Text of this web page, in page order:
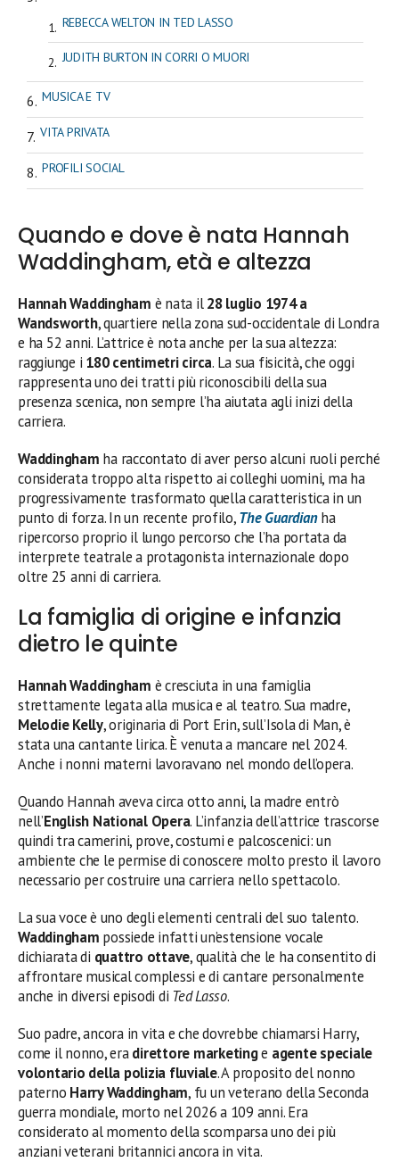
REBECCA WELTON IN TED LASSO
JUDITH BURTON IN CORRI O MUORI
MUSICA E TV
VITA PRIVATA
PROFILI SOCIAL
Quando e dove è nata Hannah
Waddingham, età e altezza
Hannah Waddingham è nata il28 luglio 1974 a
Wandsworth, quartiere nella zona sud-occidentale di Londra
e ha 52 anni. L’attrice è nota anche per la sua altezza:
raggiunge i 180 centimetri circa. La sua fisicità, che oggi
rappresenta uno dei tratti più riconoscibili della sua
presenza scenica, non sempre l’ha aiutata agli inizi della
carriera.
Waddingham ha raccontato di aver perso alcuni ruoli perché
considerata troppo alta rispetto ai colleghi uomini, ma ha
progressivamente trasformato quella caratteristica in un
punto di forza. In un recente profilo,The Guardianha
ripercorso proprio il lungo percorso che l’ha portata da
interprete teatrale a protagonista internazionale dopo
oltre 25 anni di carriera.
La famiglia di origine e infanzia
dietro le quinte
Hannah Waddingham è cresciuta in una famiglia
strettamente legata alla musica e al teatro. Sua madre,
Melodie Kelly, originaria di Port Erin, sull’Isola di Man, è
stata una cantante lirica. È venuta a mancare nel 2024.
Anche i nonni materni lavoravano nel mondo dell’opera.
Quando Hannah aveva circa otto anni, la madre entrò
nell’English National Opera. L’infanzia dell’attrice trascorse
quindi tra camerini, prove, costumi e palcoscenici: un
ambiente che le permise di conoscere molto presto il lavoro
necessario per costruire una carriera nello spettacolo.
La sua voce è uno degli elementi centrali del suo talento.
Waddingham possiede infatti un’estensione vocale
dichiarata di quattro ottave, qualità che le ha consentito di
affrontare musical complessi e di cantare personalmente
anche in diversi episodi di Ted Lasso.
Suo padre, ancora in vita e che dovrebbe chiamarsi Harry,
come il nonno, eradirettore marketinge agente speciale
volontario della polizia fluviale. A proposito del nonno
paterno Harry Waddingham, fu un veterano della Seconda
guerra mondiale, morto nel 2026 a 109 anni. Era
considerato al momento della scomparsa uno dei più
anziani veterani britannici ancora in vita.